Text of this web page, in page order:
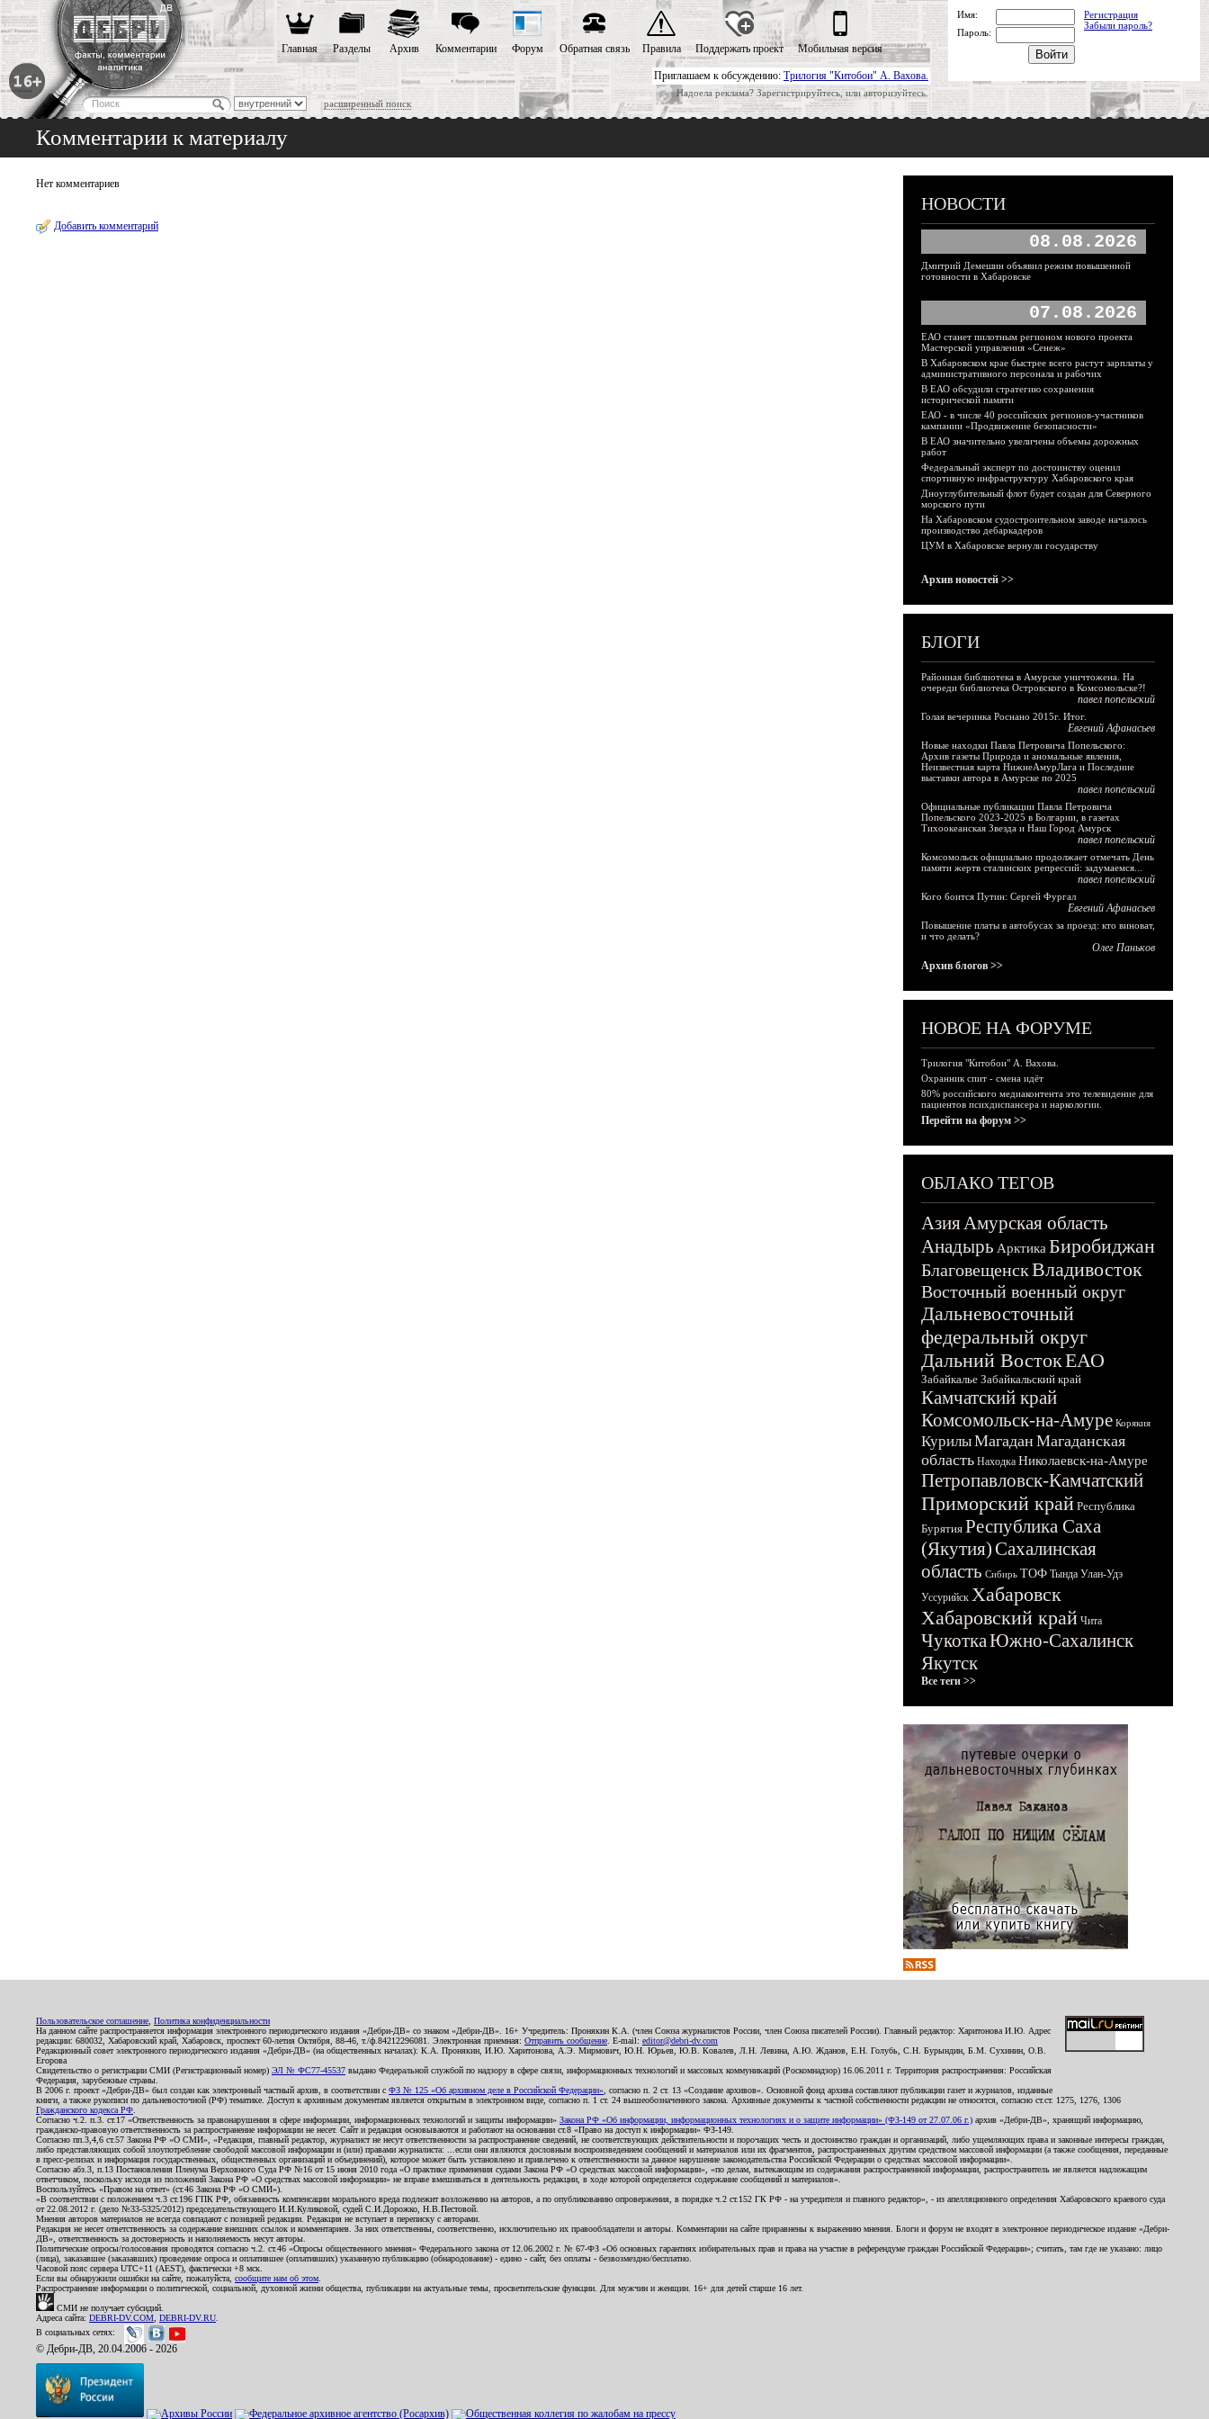
Приглашаем к обсуждению: Трилогия "Китобои" А. Вахова.
Надоела реклама? Зарегистрируйтесь, или авторизуйтесь.
расширенный поиск
Главная Разделы Архив Комментарии Форум Обратная связь Правила Поддержать проект Мобильная версия
Имя:
Регистрация
Забыли пароль?
Пароль:
Комментарии к материалу
Нет комментариев
Добавить комментарий
НОВОСТИ
08.08.2026
Дмитрий Демешин объявил режим повышенной
готовности в Хабаровске
07.08.2026
ЕАО станет пилотным регионом нового проекта
Мастерской управления «Сенеж»
В Хабаровском крае быстрее всего растут зарплаты у
административного персонала и рабочих
В ЕАО обсудили стратегию сохранения
исторической памяти
ЕАО - в числе 40 российских регионов-участников
кампании «Продвижение безопасности»
В ЕАО значительно увеличены объемы дорожных
работ
Федеральный эксперт по достоинству оценил
спортивную инфраструктуру Хабаровского края
Дноуглубительный флот будет создан для Северного
морского пути
На Хабаровском судостроительном заводе началось
производство дебаркадеров
ЦУМ в Хабаровске вернули государству
Архив новостей >>
БЛОГИ
Районная библиотека в Амурске уничтожена. На
очереди библиотека Островского в Комсомольске?!
павел попельский
Голая вечеринка Роснано 2015г. Итог.
Евгений Афанасьев
Новые находки Павла Петровича Попельского:
Архив газеты Природа и аномальные явления,
Неизвестная карта НижнеАмурЛага и Последние
выставки автора в Амурске по 2025
павел попельский
Официальные публикации Павла Петровича
Попельского 2023-2025 в Болгарии, в газетах
Тихоокеанская Звезда и Наш Город Амурск
павел попельский
Комсомольск официально продолжает отмечать День
памяти жертв сталинских репрессий: задумаемся...
павел попельский
Кого боится Путин: Сергей Фургал
Евгений Афанасьев
Повышение платы в автобусах за проезд: кто виноват,
и что делать?
Олег Паньков
Архив блогов >>
НОВОЕ НА ФОРУМЕ
Трилогия "Китобои" А. Вахова.
Охранник спит - смена идёт
80% российского медиаконтента это телевидение для
пациентов психдиспансера и наркологии.
Перейти на форум >>
ОБЛАКО ТЕГОВ
АзияАмурская область
Анадырь Арктика Биробиджан
БлаговещенскВладивосток
Восточный военный округ
Дальневосточный
федеральный округ
Дальний ВостокЕАО
Забайкалье Забайкальский край
Камчатский край
Комсомольск-на-Амуре Корякия
КурилыМагадан Магаданская
область Находка Николаевск-на-Амуре
Петропавловск-Камчатский
Приморский край Республика
Бурятия Республика Саха
(Якутия)Сахалинская
область Сибирь ТОФ Тында Улан-Удэ
Уссурийск Хабаровск
Хабаровский край Чита
ЧукоткаЮжно-Сахалинск
Якутск
Все теги >>
Пользовательское соглашение Политика конфиденциальности
На данном сайте распространяется информация электронного периодического издания «Дебри-ДВ» со знаком «Дебри-ДВ». 16+ Учредитель: Пронякин К.А. (член Союза журналистов России, член Союза писателей России). Главный редактор: Харитонова И.Ю. Адрес
редакции: 680032, Хабаровский край, Хабаровск, проспект 60-летия Октября, 88-46, т./ф.84212296081. Электронная приемная: Отправить сообщение . E-mail: editor@debri-dv.com
Редакционный совет электронного периодического издания «Дебри-ДВ» (на общественных началах): К.А. Пронякин, И.Ю. Харитонова, А.Э. Мирмович, Ю.Н. Юрьев, Ю.В. Ковалев, Л.Н. Левина, А.Ю. Жданов, Е.Н. Голубь, С.Н. Бурындин, Б.М. Сухинин, О.В.
Егорова
Свидетельство о регистрации СМИ (Регистрационный номер) ЭЛ № ФС77-45537 выдано Федеральной службой по надзору в сфере связи, информационных технологий и массовых коммуникаций (Роскомнадзор) 16.06.2011 г. Территория распространения: Российская
Федерация, зарубежные страны.
В 2006 г. проект «Дебри-ДВ» был создан как электронный частный архив, в соответствии с ФЗ № 125 «Об архивном деле в Российской Федерации» , согласно п. 2 ст. 13 «Создание архивов». Основной фонд архива составляют публикации газет и журналов, изданные
книги, а также рукописи по дальневосточной (РФ) тематике. Доступ к архивным документам является открытым в электронном виде, согласно п. 1 ст. 24 вышеобозначенного закона. Архивные документы к частной собственности редакции не относятся, согласно ст.ст. 1275, 1276, 1306
Гражданского кодекса РФ
Согласно ч.2. п.3. ст.17 «Ответственность за правонарушения в сфере информации, информационных технологий и защиты информации» Закона РФ «Об информации, информационных технологиях и о защите информации» (ФЗ-149 от 27.07.06 г.) архив «Дебри-ДВ», хранящий информацию,
гражданско-правовую ответственность за распространение информации не несет. Сайт и редакция основываются и работают на основании ст.8 «Право на доступ к информации» ФЗ-149.
Согласно пп.3,4,6 ст.57 Закона РФ «О СМИ», «Редакция, главный редактор, журналист не несут ответственности за распространение сведений, не соответствующих действительности и порочащих честь и достоинство граждан и организаций, либо ущемляющих права и законные интересы граждан,
либо представляющих собой злоупотребление свободой массовой информации и (или) правами журналиста: ...если они являются дословным воспроизведением сообщений и материалов или их фрагментов, распространенных другим средством массовой информации (а также сообщения, переданные
в пресс-релизах и информация государственных, общественных организаций и объединений), которое может быть установлено и привлечено к ответственности за данное нарушение законодательства Российской Федерации о средствах массовой информации».
Согласно абз.3, п.13 Постановления Пленума Верховного Суда РФ №16 от 15 июня 2010 года «О практике применения судами Закона РФ «О средствах массовой информации», «по делам, вытекающим из содержания распространенной информации, распространитель не является надлежащим
ответчиком, поскольку исходя из положений Закона РФ «О средствах массовой информации» не вправе вмешиваться в деятельность редакции, в ходе которой определяется содержание сообщений и материалов».
Воспользуйтесь «Правом на ответ» (ст.46 Закона РФ «О СМИ»).
«В соответствии с положением ч.3 ст.196 ГПК РФ, обязанность компенсации морального вреда подлежит возложению на авторов, а по опубликованию опровержения, в порядке ч.2 ст.152 ГК РФ - на учредителя и главного редактор», - из апелляционного определения Хабаровского краевого суда
от 22.08.2012 г. (дело №33-5325/2012) председательствующего И.И.Куликовой, судей С.И.Дорожко, Н.В.Пестовой.
Мнения авторов материалов не всегда совпадают с позицией редакции. Редакция не вступает в переписку с авторами.
Редакция не несет ответственность за содержание внешних ссылок и комментариев. За них ответственны, соответственно, исключительно их правообладатели и авторы. Комментарии на сайте приравнены к выражению мнения. Блоги и форум не входят в электронное периодическое издание «Дебри-
ДВ», ответственность за достоверность и наполняемость несут авторы.
Политические опросы/голосования проводятся согласно ч.2. ст.46 «Опросы общественного мнения» Федерального закона от 12.06.2002 г. № 67-ФЗ «Об основных гарантиях избирательных прав и права на участие в референдуме граждан Российской Федерации»; считать, там где не указано: лицо
(лица), заказавшее (заказавших) проведение опроса и оплатившее (оплативших) указанную публикацию (обнародование) - едино - сайт, без оплаты - безвозмездно/бесплатно.
Часовой пояс сервера UTC+11 (AEST), фактически +8 мск.
Если вы обнаружили ошибки на сайте, пожалуйста, сообщите нам об этом
Распространение информации о политической, социальной, духовной жизни общества, публикации на актуальные темы, просветительские функции. Для мужчин и женщин. 16+ для детей старше 16 лет.
СМИ не получает субсидий.
Адреса сайта: DEBRI-DV.COM DEBRI-DV.RU
В социальных сетях:
© Дебри-ДВ, 20.04.2006 - 2026